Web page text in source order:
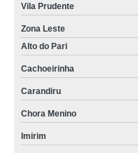
Vila Prudente
Zona Leste
Alto do Pari
Cachoeirinha
Carandiru
Chora Menino
Imirim